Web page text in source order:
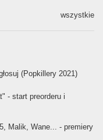
wszystkie
(Popkillery 2021)
- start preorderu i
Malik, Wane... - premiery